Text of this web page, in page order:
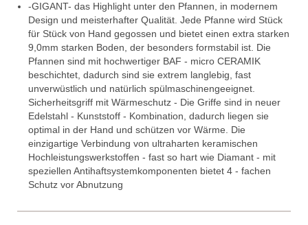
-GIGANT- das Highlight unter den Pfannen, in modernem
Design und meisterhafter Qualität. Jede Pfanne wird Stück
für Stück von Hand gegossen und bietet einen extra starken
9,0mm starken Boden, der besonders formstabil ist. Die
Pfannen sind mit hochwertiger BAF - micro CERAMIK
beschichtet, dadurch sind sie extrem langlebig, fast
unverwüstlich und natürlich spülmaschinengeeignet.
Sicherheitsgriff mit Wärmeschutz - Die Griffe sind in neuer
Edelstahl - Kunststoff - Kombination, dadurch liegen sie
optimal in der Hand und schützen vor Wärme. Die
einzigartige Verbindung von ultraharten keramischen
Hochleistungswerkstoffen - fast so hart wie Diamant - mit
speziellen Antihaftsystemkomponenten bietet 4 - fachen
Schutz vor Abnutzung